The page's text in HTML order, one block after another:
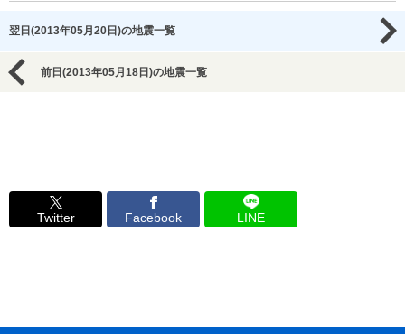
翌日(2013年05月20日)の地震一覧
前日(2013年05月18日)の地震一覧
Twitter Facebook LINE